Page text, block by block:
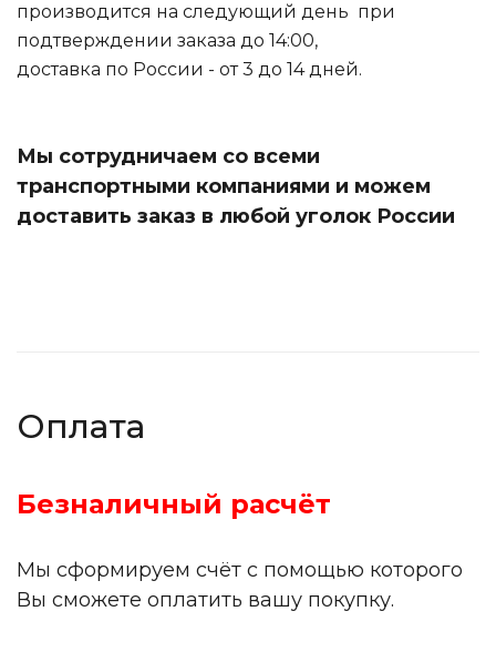
производится на следующий день при
подтверждении заказа до 14:00,
доставка по России - от 3 до 14 дней.
Мы сотрудничаем со всеми
транспортными компаниями и можем
доставить заказ в любой уголок России
Оплата
Безналичный расчёт
Мы сформируем счёт с помощью которого
Вы сможете оплатить вашу покупку.